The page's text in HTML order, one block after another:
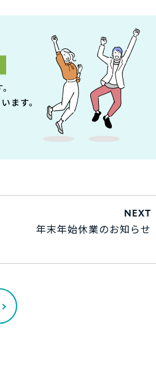
NEXT
年末年始休業のお知らせ